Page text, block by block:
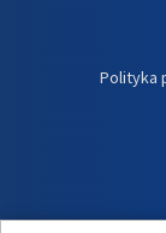
Polityka